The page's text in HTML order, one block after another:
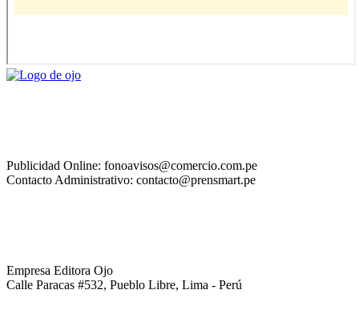
Publicidad Online: fonoavisos@comercio.com.pe
Contacto Administrativo: contacto@prensmart.pe
Empresa Editora Ojo
Calle Paracas #532, Pueblo Libre, Lima - Perú